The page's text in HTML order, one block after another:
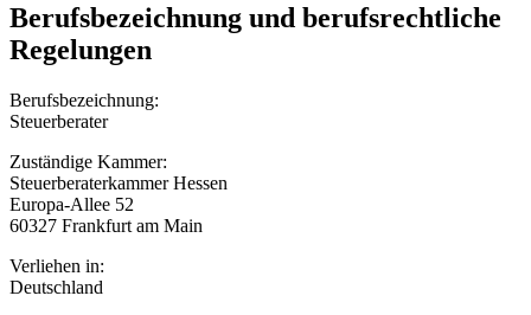
Berufsbezeichnung und berufsrechtliche
Regelungen
Berufsbezeichnung:
Steuerberater
Zuständige Kammer:
Steuerberaterkammer Hessen
Europa-Allee 52
60327 Frankfurt am Main
Verliehen in:
Deutschland